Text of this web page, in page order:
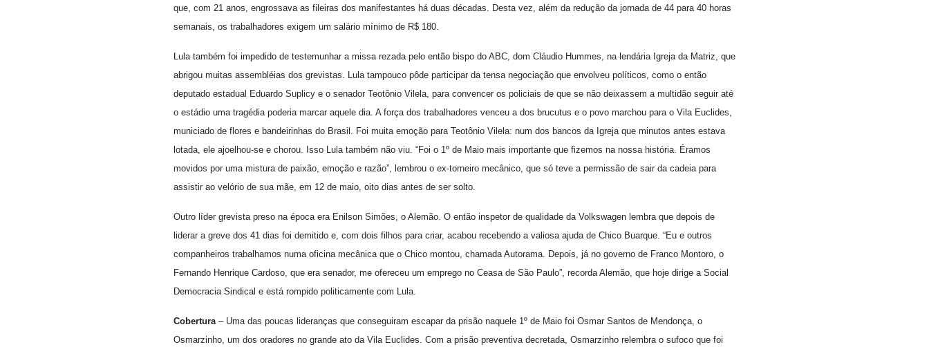
que, com 21 anos, engrossava as fileiras dos manifestantes há duas décadas. Desta vez, além da redução da jornada de 44 para 40 horas
semanais, os trabalhadores exigem um salário mínimo de R$ 180.
Lula também foi impedido de testemunhar a missa rezada pelo então bispo do ABC, dom Cláudio Hummes, na lendária Igreja da Matriz, que
abrigou muitas assembléias dos grevistas. Lula tampouco pôde participar da tensa negociação que envolveu políticos, como o então
deputado estadual Eduardo Suplicy e o senador Teotônio Vilela, para convencer os policiais de que se não deixassem a multidão seguir até
o estádio uma tragédia poderia marcar aquele dia. A força dos trabalhadores venceu a dos brucutus e o povo marchou para o Vila Euclides,
municiado de flores e bandeirinhas do Brasil. Foi muita emoção para Teotônio Vilela: num dos bancos da Igreja que minutos antes estava
lotada, ele ajoelhou-se e chorou. Isso Lula também não viu. “Foi o 1º de Maio mais importante que fizemos na nossa história. Éramos
movidos por uma mistura de paixão, emoção e razão”, lembrou o ex-torneiro mecânico, que só teve a permissão de sair da cadeia para
assistir ao velório de sua mãe, em 12 de maio, oito dias antes de ser solto.
Outro líder grevista preso na época era Enilson Simões, o Alemão. O então inspetor de qualidade da Volkswagen lembra que depois de
liderar a greve dos 41 dias foi demitido e, com dois filhos para criar, acabou recebendo a valiosa ajuda de Chico Buarque. “Eu e outros
companheiros trabalhamos numa oficina mecânica que o Chico montou, chamada Autorama. Depois, já no governo de Franco Montoro, o
Fernando Henrique Cardoso, que era senador, me ofereceu um emprego no Ceasa de São Paulo”, recorda Alemão, que hoje dirige a Social
Democracia Sindical e está rompido politicamente com Lula.
Cobertura– Uma das poucas lideranças que conseguiram escapar da prisão naquele 1º de Maio foi Osmar Santos de Mendonça, o
Osmarzinho, um dos oradores no grande ato da Vila Euclides. Com a prisão preventiva decretada, Osmarzinho relembra o sufoco que foi